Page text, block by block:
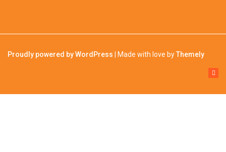
Proudly powered by WordPress Made with love byThemely